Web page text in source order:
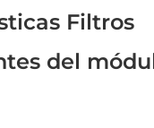
Filtros
del